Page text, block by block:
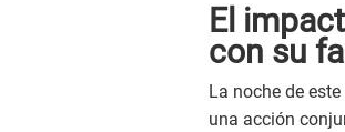
El
con su
La noche de
una acción